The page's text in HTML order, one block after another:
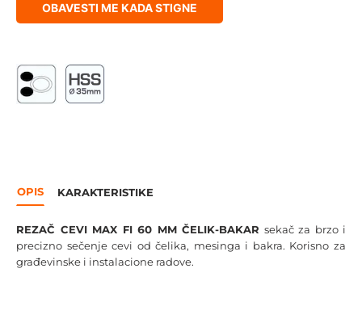
OBAVESTI ME KADA STIGNE
OPIS KARAKTERISTIKE
REZAČ CEVI MAX FI 60 MM ČELIK-BAKAR sekač za brzo i
precizno sečenje cevi od čelika, mesinga i bakra. Korisno za
građevinske i instalacione radove.